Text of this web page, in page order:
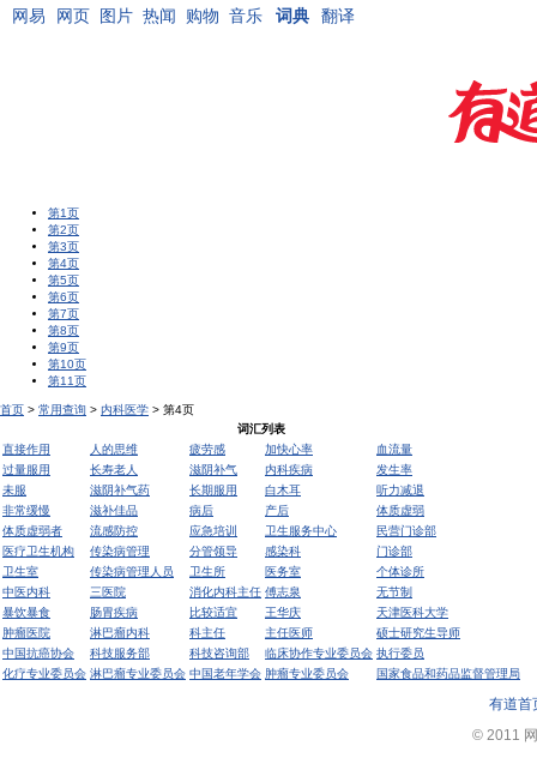
网易 网页 图片 热闻 购物 音乐 词典 翻译
第1页
第2页
第3页
第4页
第5页
第6页
第7页
第8页
第9页
第10页
第11页
首页 > 常用查询 > 内科医学 > 第4页
词汇列表
直接作用
人的思维 疲劳感 加快心率
血流量
过量服用
长寿老人 滋阴补气 内科疾病
发生率
未服
滋阴补气药 长期服用 白木耳
听力减退
非常缓慢
滋补佳品 病后 产后
体质虚弱
体质虚弱者
流感防控 应急培训 卫生服务中心
民营门诊部
医疗卫生机构
传染病管理 分管领导 感染科
门诊部
卫生室
传染病管理人员 卫生所 医务室
个体诊所
中医内科
三医院 消化内科主任 傅志泉
无节制
暴饮暴食
肠胃疾病 比较适宜 王华庆
天津医科大学
肿瘤医院
淋巴瘤内科 科主任 主任医师
硕士研究生导师
中国抗癌协会
科技服务部 科技咨询部 临床协作专业委员会 执行委员
化疗专业委员会 淋巴瘤专业委员会 中国老年学会 肿瘤专业委员会 国家食品和药品监督管理局
有道首
© 2011